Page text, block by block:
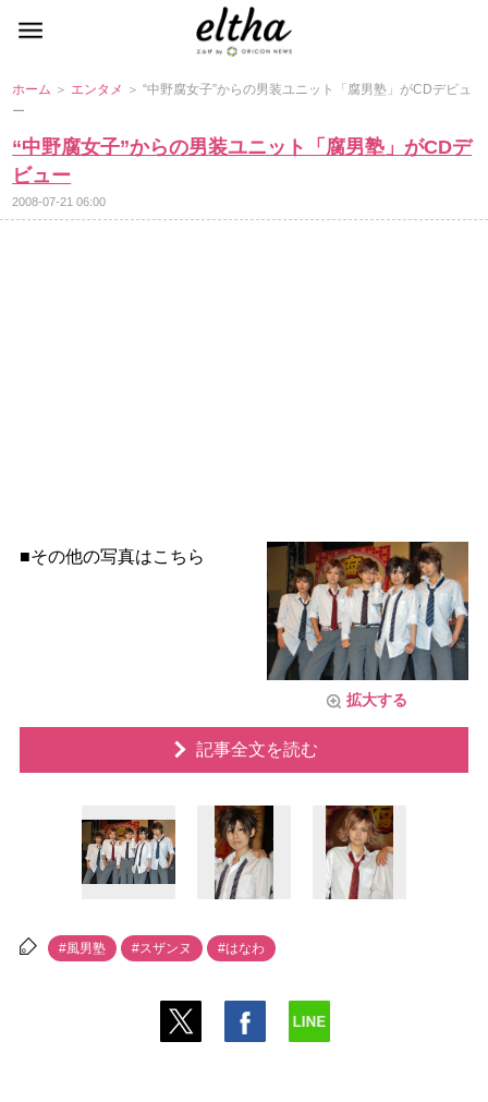
ホーム ＞ エンタメ ＞ “中野腐女子”からの男装ユニット「腐男塾」がCDデビュ
ー
“中野腐女子”からの男装ユニット「腐男塾」がCDデ
ビュー
2008-07-21 06:00
拡大する
■その他の写真はこちら
記事全文を読む
#風男塾 #スザンヌ #はなわ